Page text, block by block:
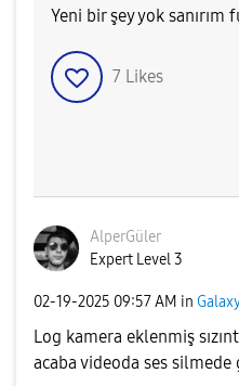
Yeni bir şey yok
7 Likes
AlperGüler
Expert Level 3
‎02-19-2025 09:57 AM in
Log kamera eklenmiş
acaba videoda ses